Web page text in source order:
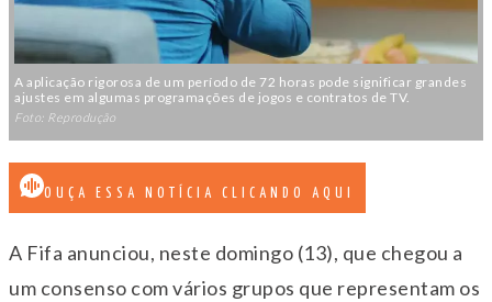
A aplicação rigorosa de um período de 72 horas pode significar grandes
ajustes em algumas programações de jogos e contratos de TV.
Foto: Reprodução
OUÇA ESSA NOTÍCIA CLICANDO AQUI
A Fifa anunciou, neste domingo (13), que chegou a
um consenso com vários grupos que representam os